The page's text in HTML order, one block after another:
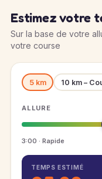
Estimez votre
Sur la base de votre
votre course
5 km 10 km –
ALLURE
3:00 · Rapide
TEMPS ESTIMÉ